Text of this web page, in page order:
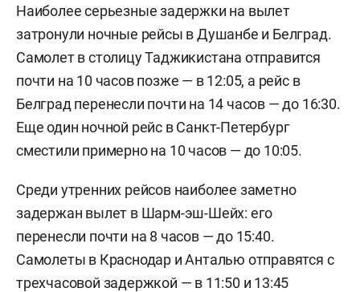
Наиболее серьезные задержки на вылет
затронули ночные рейсы в Душанбе и Белград.
Самолет в столицу Таджикистана отправится
почти на 10 часов позже — в 12:05, а рейс в
Белград перенесли почти на 14 часов — до 16:30.
Еще один ночной рейс в Санкт-Петербург
сместили примерно на 10 часов — до 10:05.
Среди утренних рейсов наиболее заметно
задержан вылет в Шарм-эш-Шейх: его
перенесли почти на 8 часов — до 15:40.
Самолеты в Краснодар и Анталью отправятся с
трехчасовой задержкой — в 11:50 и 13:45